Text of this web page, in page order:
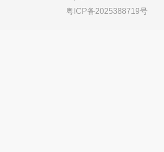
粤ICP备2025388719号